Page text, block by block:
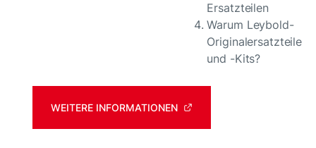
Ersatzteilen
Warum Leybold-
Originalersatzteile
und -Kits?
WEITERE INFORMATIONEN